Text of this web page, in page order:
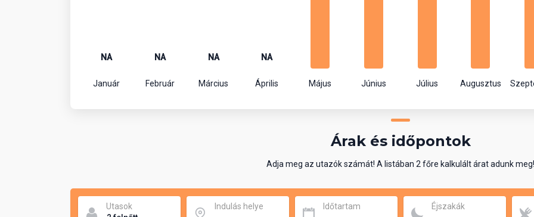
NA
Január
NA
Február
NA
Március
NA
Április Május Június Július Augusztus
Árak és időpontok
Adja meg az utazók számát! A listában 2 főre kalkulált árat adunk meg!
Utasok Indulás helye Időtartam Éjszakák